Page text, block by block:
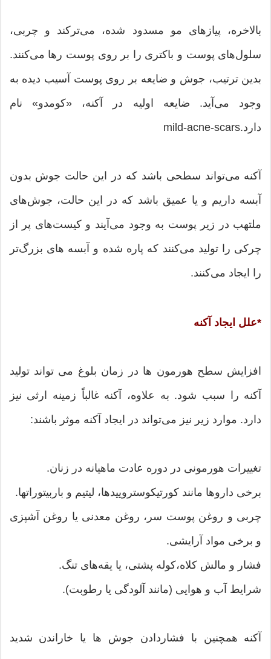
بالاخره، پیازهاى مو مسدود شده، مى‌ترکند و چربى،
سلول‌هاى پوست و باکترى را بر روى پوست رها مى‌کنند.
بدین ترتیب، جوش و ضایعه بر روى پوست آسیب دیده به
وجود مى‌آید. ضایعه اولیه در آکنه، «کومدو» نام
دارد.mild-acne-scars
آکنه مى‌تواند سطحى باشد که در این حالت جوش بدون
آبسه داریم و یا عمیق باشد که در این حالت، جوش‌هاى
ملتهب در زیر پوست به وجود مى‌آیند و کیست‌هاى پر از
چرکى را تولید مى‌کنند که پاره شده و آبسه هاى بزرگ‌تر
را ایجاد مى‌کنند.
*علل ایجاد آکنه
افزایش سطح هورمون ها در زمان بلوغ مى تواند تولید
آکنه را سبب شود. به علاوه، آکنه غالباً زمینه ارثى نیز
دارد. موارد زیر نیز مى‌تواند در ایجاد آکنه موثر باشند:
تغییرات هورمونى در دوره عادت ماهیانه در زنان.
برخى داروها مانند کورتیکوستروییدها، لیتیم و باربیتوراتها.
چربى و روغن پوست سر، روغن معدنى یا روغن آشپزى
و برخى مواد آرایشى.
فشار و مالش کلاه،کوله پشتى، یا یقه‌هاى تنگ.
شرایط آب و هوایى (مانند آلودگى یا رطوبت).
آکنه همچنین با فشاردادن جوش ها یا خاراندن شدید